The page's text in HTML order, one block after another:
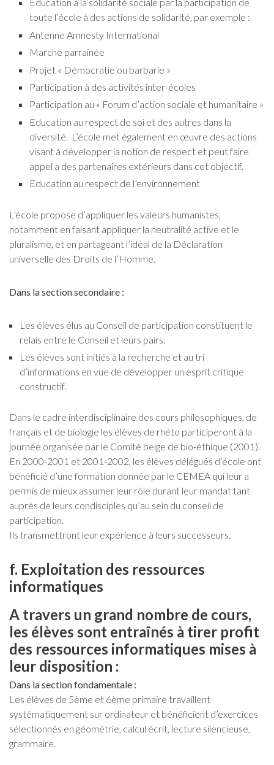
Education à la solidarité sociale par la participation de
toute l’école à des actions de solidarité, par exemple :
Antenne Amnesty International
Marche parrainée
Projet « Démocratie ou barbarie »
Participation à des activités inter-écoles
Participation au « Forum d’action sociale et humanitaire »
Education au respect de soi et des autres dans la
diversité. L’école met également en œuvre des actions
visant à développer la notion de respect et peut faire
appel a des partenaires extérieurs dans cet objectif.
Education au respect de l’environnement
L’école propose d’appliquer les valeurs humanistes,
notamment en faisant appliquer la neutralité active et le
pluralisme, et en partageant l’idéal de la Déclaration
universelle des Droits de l’Homme.
Dans la section secondaire :
Les élèves élus au Conseil de participation constituent le
relais entre le Conseil et leurs pairs.
Les élèves sont initiés à la recherche et au tri
d’informations en vue de développer un esprit critique
constructif.
Dans le cadre interdisciplinaire des cours philosophiques, de
français et de biologie les élèves de rhéto participeront à la
journée organisée par le Comité belge de bio-éthique (2001).
En 2000-2001 et 2001-2002, les élèves délégués d’école ont
bénéficié d’une formation donnée par le CEMEA qui leur a
permis de mieux assumer leur rôle durant leur mandat tant
auprès de leurs condisciples qu’au sein du conseil de
participation.
Ils transmettront leur expérience à leurs successeurs.
f. Exploitation des ressources
informatiques
A travers un grand nombre de cours,
les élèves sont entraînés à tirer profit
des ressources informatiques mises à
leur disposition :
Dans la section fondamentale :
Les élèves de 5ème et 6ème primaire travaillent
systématiquement sur ordinateur et bénéficient d’exercices
sélectionnés en géométrie, calcul écrit, lecture silencieuse,
grammaire.